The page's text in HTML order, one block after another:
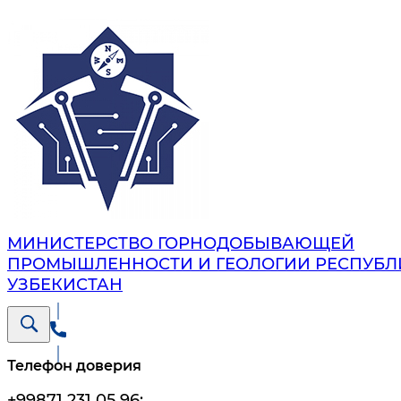
МИНИСТЕРСТВО ГОРНОДОБЫВАЮЩЕЙ
ПРОМЫШЛЕННОСТИ И ГЕОЛОГИИ
УЗБЕКИСТАН
Телефон доверия